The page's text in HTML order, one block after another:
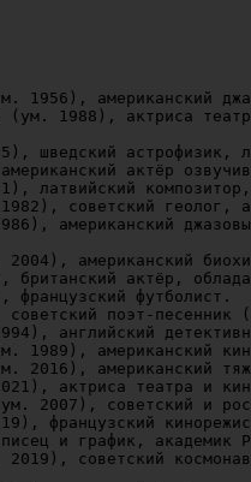
1956), американский
(ум. 1988), актриса
шведский астрофизик,
актёр
латвийский
советский геолог,
американский
2004), американский
британский актёр,
французский футболист.
советский поэт-песенник
английский
1989), американский
2016), американский
актриса театра и
2007), советский и
французский
и график, академик
2019), советский